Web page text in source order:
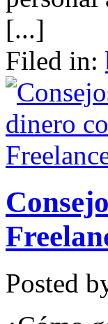
[...]
Filed in:
Posted